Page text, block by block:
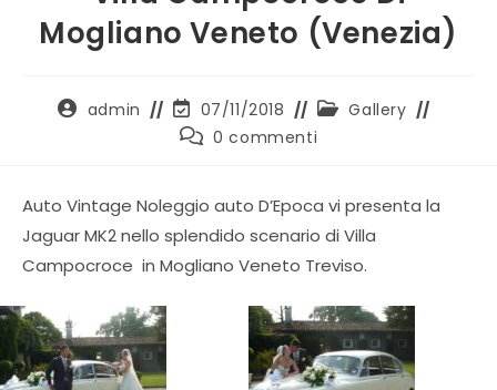
Mogliano Veneto (Venezia)
admin 07/11/2018
Gallery
0 commenti
Auto Vintage Noleggio auto D’Epoca vi presenta la
Jaguar MK2 nello splendido scenario di Villa
Campocroce in Mogliano Veneto Treviso.